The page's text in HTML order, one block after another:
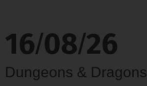
16/08/26
Dungeons & Dragons